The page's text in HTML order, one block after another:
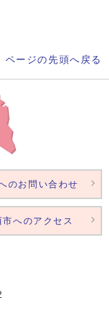
ページの先頭へ戻る
のお問い合わせ
市へのアクセス